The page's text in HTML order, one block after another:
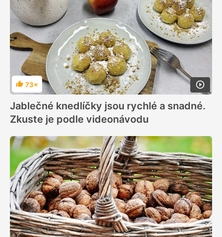
Hodnocení
73×
Jablečné knedlíčky jsou rychlé a snadné.
Zkuste je podle videonávodu